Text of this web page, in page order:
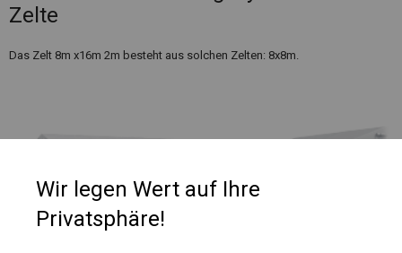
Zelte
Das Zelt 8m x16m 2m besteht aus solchen Zelten: 8x8m.
Wir legen Wert auf Ihre
Privatsphäre!